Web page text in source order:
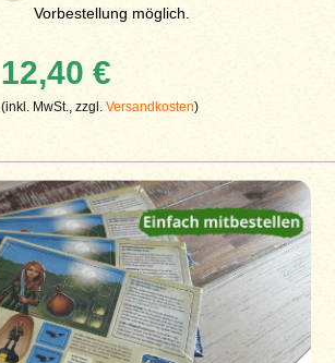
Vorbestellung möglich.
12,40 €
(inkl. MwSt., zzgl.Versandkosten)